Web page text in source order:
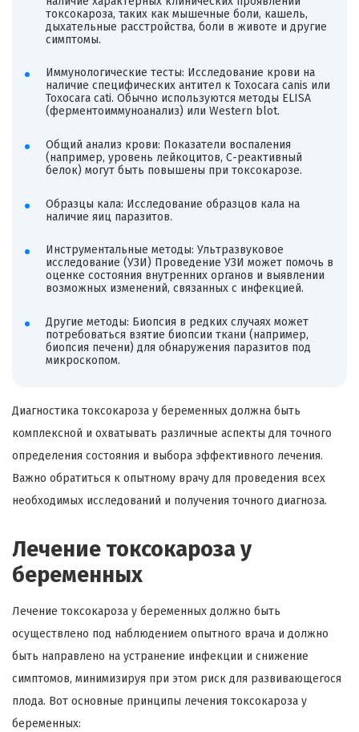
токсокароза, таких как мышечные боли, кашель,
дыхательные расстройства, боли в животе и другие
симптомы.
Иммунологические тесты: Исследование крови на
наличие специфических антител к Toxocara canis или
Toxocara cati. Обычно используются методы ELISA
(ферментоиммуноанализ) или Western blot.
Общий анализ крови: Показатели воспаления
(например, уровень лейкоцитов, С-реактивный
белок) могут быть повышены при токсокарозе.
Образцы кала: Исследование образцов кала на
наличие яиц паразитов.
Инструментальные методы: Ультразвуковое
исследование (УЗИ) Проведение УЗИ может помочь в
оценке состояния внутренних органов и выявлении
возможных изменений, связанных с инфекцией.
Другие методы: Биопсия в редких случаях может
потребоваться взятие биопсии ткани (например,
биопсия печени) для обнаружения паразитов под
микроскопом.
Диагностика токсокароза у беременных должна быть
комплексной и охватывать различные аспекты для точного
определения состояния и выбора эффективного лечения.
Важно обратиться к опытному врачу для проведения всех
необходимых исследований и получения точного диагноза.
Лечение токсокароза у
беременных
Лечение токсокароза у беременных должно быть
осуществлено под наблюдением опытного врача и должно
быть направлено на устранение инфекции и снижение
симптомов, минимизируя при этом риск для развивающегося
плода. Вот основные принципы лечения токсокароза у
беременных: